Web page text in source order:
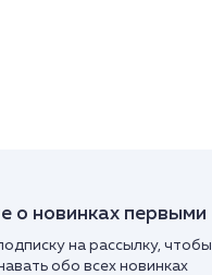
о новинках первыми
на рассылку, чтобы
обо всех новинках